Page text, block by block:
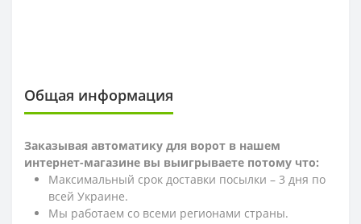
Общая информация
Заказывая автоматику для ворот в нашем
интернет-магазине вы выигрываете потому что:
Максимальный срок доставки посылки – 3 дня по
всей Украине.
Мы работаем со всеми регионами страны.